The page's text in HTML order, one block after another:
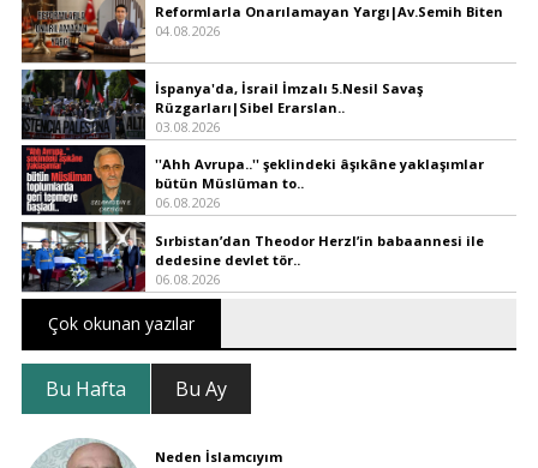
Reformlarla Onarılamayan Yargı|Av.Semih Biten
04.08.2026
İspanya'da, İsrail İmzalı 5.Nesil Savaş
Rüzgarları|Sibel Erarslan..
03.08.2026
''Ahh Avrupa..'' şeklindeki âşıkâne yaklaşımlar
bütün Müslüman to..
06.08.2026
Sırbistan’dan Theodor Herzl’in babaannesi ile
dedesine devlet tör..
06.08.2026
Çok okunan yazılar
Bu Hafta Bu Ay
Neden İslamcıyım